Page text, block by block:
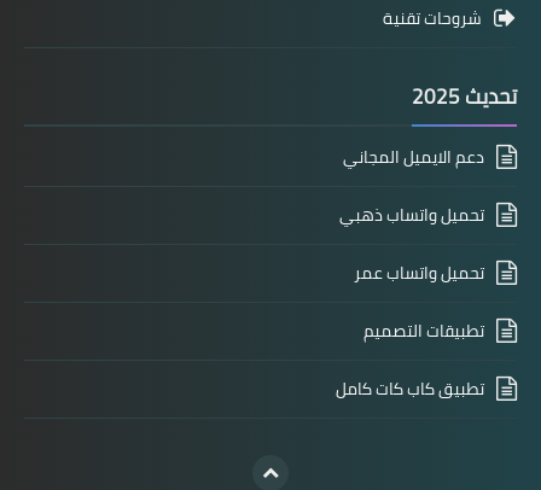
شروحات تقنية
تحديث 2025
دعم الايميل المجاني
تحميل واتساب ذهبي
تحميل واتساب عمر
تطبيقات التصميم
تطبيق كاب كات كامل